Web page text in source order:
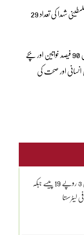
7 اکتوبر سے جاری اسرائیل کے وحشیانہ حملوں میں فلسطینی شہدا کی تعداد 29
اقوام متحدہ کےمطابق غزہ میں شہید ہونے والوں میں 90 فیصد خواتین اور بچے
اور صحت کی
، ٹوٹیفکیشن جاری پیٹرول 3 روپے 19 پیسے جبکہ